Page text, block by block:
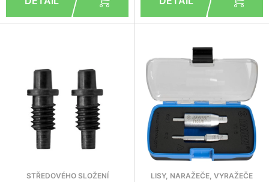
STŘEDOVÉHO SLOŽENÍ LISY, NARAŽEČE, VYRAŽEČE